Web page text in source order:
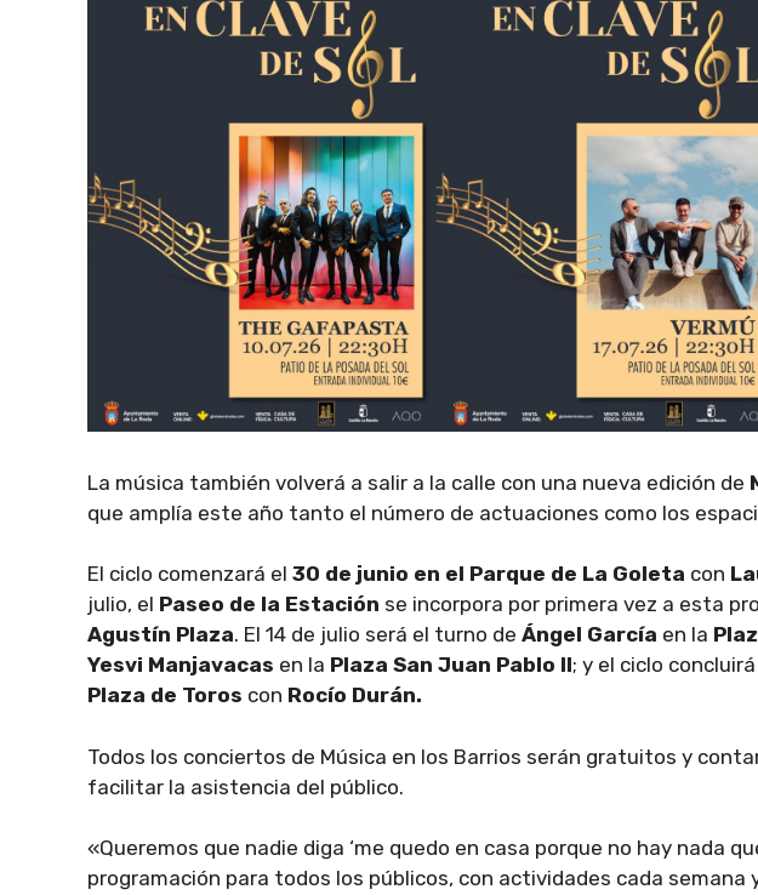
La música también volverá a salir a la calle con una nueva edición de
que amplía este año tanto el número de actuaciones como los
El ciclo comenzará el 30 de junio en el Parque de La Goleta con
julio, el Paseo de la Estación se incorpora por primera vez a esta
Agustín Plaza. El 14 de julio será el turno de Ángel García en la
Yesvi Manjavacas en la Plaza San Juan Pablo II; y el ciclo
Plaza de Toros con Rocío Durán.
Todos los conciertos de Música en los Barrios serán gratuitos y
facilitar la asistencia del público.
«Queremos que nadie diga ‘me quedo en casa porque no hay nada
programación para todos los públicos, con actividades cada semana